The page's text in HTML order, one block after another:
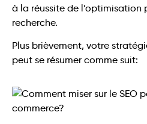
à la réussite de l’optimisation
recherche.
Plus brièvement, votre
peut se résumer comme suit: